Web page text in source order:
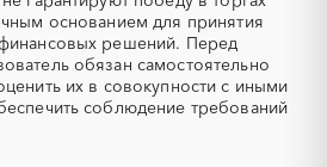
ГОСУДАРСТВЕННЫХ
ЗАКУПОК"
4345233451
КАЗЕННОЕ УЧРЕЖДЕНИЕ
основанием для принятия
решений. Перед
обязан самостоятельно
их в совокупности с иными
соблюдение требований